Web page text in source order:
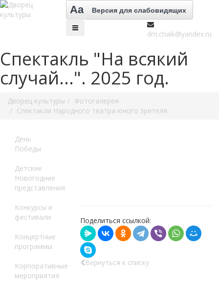
Aa Версия для слабовидящих
dm.chaik@yandex.ru
Спектакль "На всякий
случай...". 2025 год.
Дворец культуры
Фотогалерея
Спектакли Народного театра юного зрителя
День
Победы
Детские
Новогодние
представления
Конкурсы и
фестивали
Концертные
программы
Корпоративные
мероприятия
Поделиться ссылкой:
Вернуться к списку